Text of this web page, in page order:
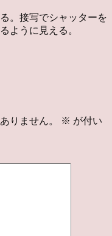
。接写でシャッターを
ように見える。
りません。 ※ が付い